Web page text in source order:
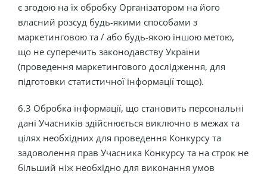
є згодою на їх обробку Організатором на його
власний розсуд будь-якими способами з
маркетинговою та / або будь-якою іншою метою,
що не суперечить законодавству України
(проведення маркетингового дослідження, для
підготовки статистичної інформації тощо).
6.3 Обробка інформації, що становить персональні
дані Учасників здійснюється виключно в межах та
цілях необхідних для проведення Конкурсу та
задоволення прав Учасника Конкурсу та на строк не
більший ніж необхідно для виконання умов